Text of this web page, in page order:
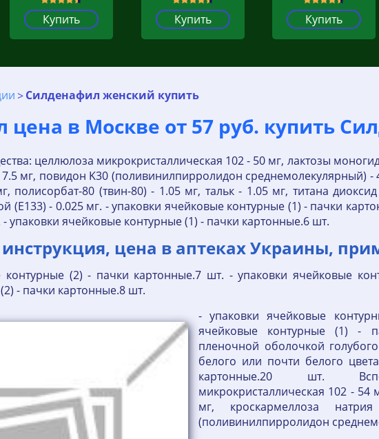
Купить Купить Купить
Силденафил женский купить
в Москве от 57 руб. купить
целлюлоза микрокристаллическая 102 - 50 мг, лактозы
мг, повидон K30 (поливинилпирролидон среднемолекулярный) -
полисорбат-80 (твин-80) - 1.05 мг, тальк - 1.05 мг, титана
(E133) - 0.025 мг. - упаковки ячейковые контурные (1) - пачки
упаковки ячейковые контурные (1) - пачки картонные.6 шт.
цена в аптеках Украины,
контурные (2) - пачки картонные.7 шт. - упаковки ячейковые
- пачки картонные.8 шт.
- упаковки ячейковые
ячейковые контурные (1) -
пленочной оболочкой
белого или почти белого
картонные.20 шт.
микрокристаллическая 102 -
мг, кроскармеллоза
(поливинилпирролидон